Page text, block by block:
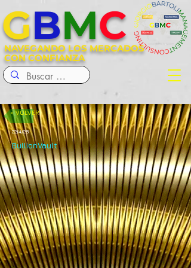
NAVEGANDO LOS MERCADOS
CON CONFIANZA
GBMC
< VOLVER
22/4/25
BullionVault